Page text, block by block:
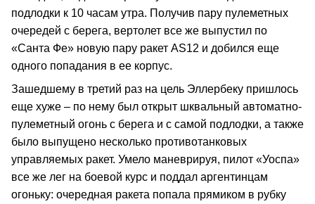
подлодки к 10 часам утра. Получив пару пулеметных
очередей с берега, вертолет все же выпустил по
«Санта Фе» новую пару ракет AS12 и добился еще
одного попадания в ее корпус.
Зашедшему в третий раз на цель Эллербеку пришлось
еще хуже – по нему был открыт шквальный автоматно-
пулеметный огонь с берега и с самой подлодки, а также
было выпущено несколько противотанковых
управляемых ракет. Умело маневрируя, пилот «Уоспа»
все же лег на боевой курс и поддал аргентинцам
огоньку: очередная ракета попала прямиком в рубку